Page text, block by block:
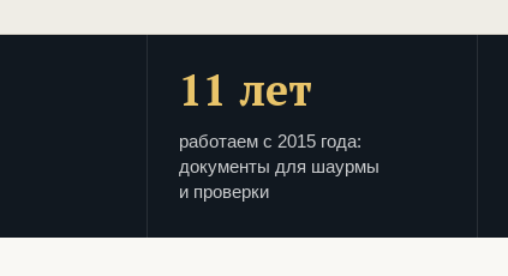
11 лет
работаем с 2015 года:
документы для шаурмы
и проверки